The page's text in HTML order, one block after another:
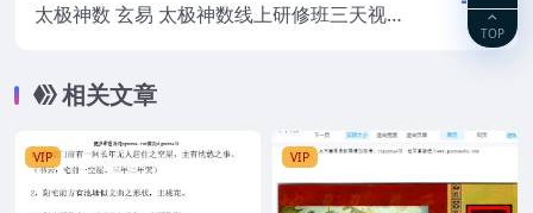
太极神数 玄易 太极神数线上研修班三天视
相关文章
VIP VIP
TOP